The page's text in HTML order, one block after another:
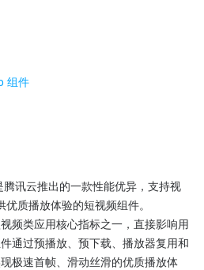
组件
讯云推出的一款性能优异，支持视
质播放体验的短视频组件。
频类应用核心指标之一，直接影响用
通过预播放、预下载、播放器复用和
极速首帧、滑动丝滑的优质播放体